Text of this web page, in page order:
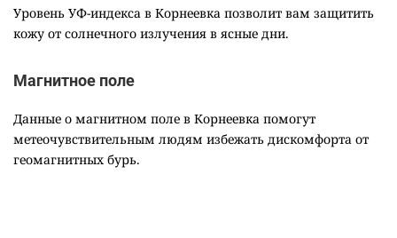
Уровень УФ-индекса в Корнеевка позволит вам защитить
кожу от солнечного излучения в ясные дни.
Магнитное поле
Данные о магнитном поле в Корнеевка помогут
метеочувствительным людям избежать дискомфорта от
геомагнитных бурь.